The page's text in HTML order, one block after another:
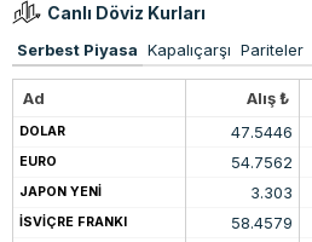
Canlı Döviz Kurları
Serbest Piyasa Kapalıçarşı Pariteler
Ad Alış ₺
DOLAR 47.5446
EURO 54.7562
JAPON YENİ 3.303
İSVİÇRE FRANKI 58.4579